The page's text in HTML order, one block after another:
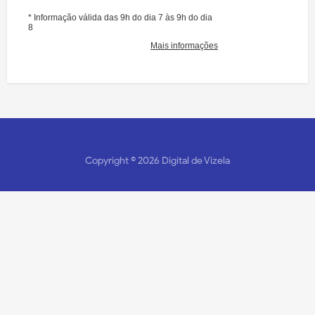
Copyright ©2026 Digital de Vizela